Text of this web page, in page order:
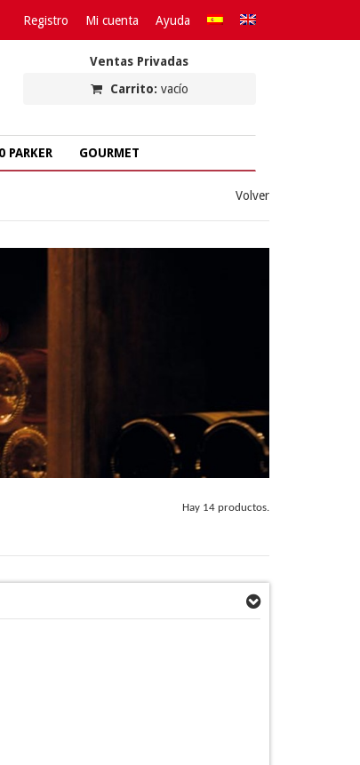
Registro Mi cuenta Ayuda
Ventas Privadas
Carrito: vacío
PARKER GOURMET
Volver
Hay 14 productos.